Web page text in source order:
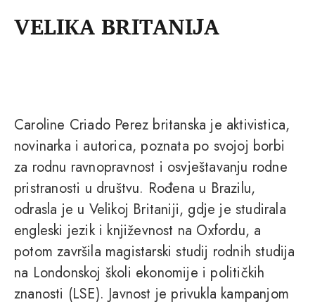
VELIKA BRITANIJA
Caroline Criado Perez britanska je aktivistica,
novinarka i autorica, poznata po svojoj borbi
za rodnu ravnopravnost i osvještavanju rodne
pristranosti u društvu. Rođena u Brazilu,
odrasla je u Velikoj Britaniji, gdje je studirala
engleski jezik i književnost na Oxfordu, a
potom završila magistarski studij rodnih studija
na Londonskoj školi ekonomije i političkih
znanosti (LSE). Javnost je privukla kampanjom